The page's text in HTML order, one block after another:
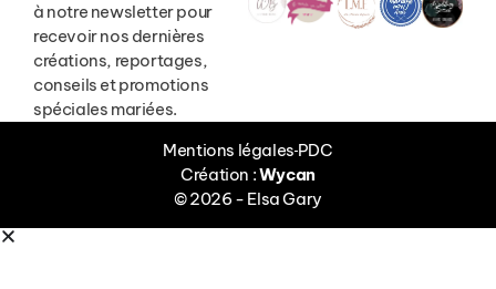
à notre newsletter pour
recevoir nos dernières
créations, reportages,
conseils et promotions
spéciales mariées.
© 2026 - Elsa Gary
Mentions légales PDC
Création :Wycan